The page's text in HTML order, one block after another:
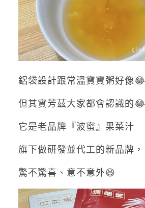
鋁袋設計跟常溫寶寶粥好像😂
但其實芳茲大家都會認識的😂
它是老品牌『波蜜 』果菜汁
旗下做研發並代工的新品牌，
驚不驚喜、意不意外😆